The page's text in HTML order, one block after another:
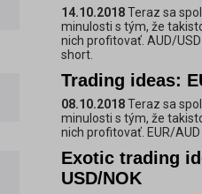
14.10.2018Teraz sa
minulosti s tým, že
nich profitovať. AUD/
short.
Trading ideas:
08.10.2018Teraz sa
minulosti s tým, že
nich profitovať. EUR/
Exotic trading
USD/NOK